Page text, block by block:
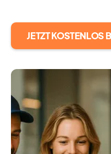
JETZT KOSTENLOS